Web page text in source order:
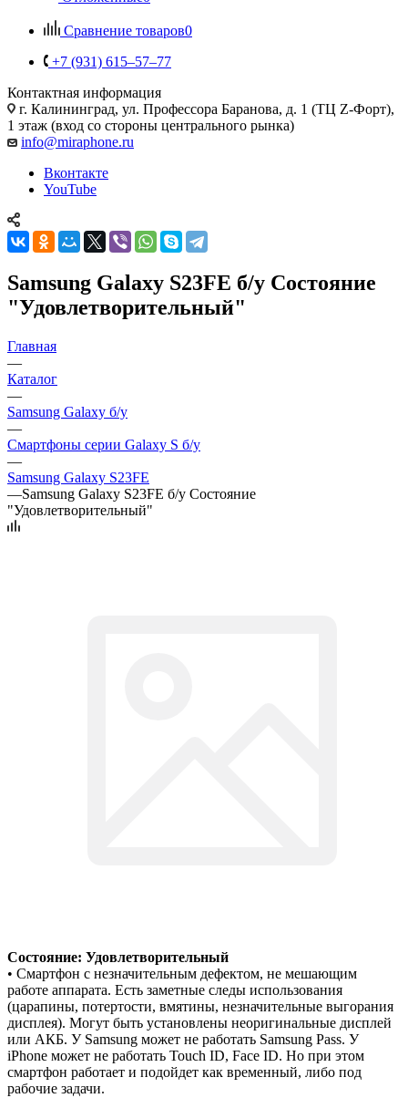
Сравнение товаров0
+7 (931) 615‒57‒77
Контактная информация
г. Калининград, ул. Профессора Баранова, д. 1 (ТЦ Z-Форт),
1 этаж (вход со стороны центрального рынка)
info@miraphone.ru
Вконтакте
YouTube
Samsung Galaxy S23FE б/у Состояние
"Удовлетворительный"
Главная
—
Каталог
—
Samsung Galaxy б/у
—
Смартфоны серии Galaxy S б/у
—
Samsung Galaxy S23FE
—Samsung Galaxy S23FE б/у Состояние
"Удовлетворительный"
Состояние: Удовлетворительный
• Смартфон с незначительным дефектом, не мешающим
работе аппарата. Есть заметные следы использования
(царапины, потертости, вмятины, незначительные выгорания
дисплея). Могут быть установлены неоригинальные дисплей
или АКБ. У Samsung может не работать Samsung Pass. У
iPhone может не работать Touch ID, Face ID. Но при этом
смартфон работает и подойдет как временный, либо под
рабочие задачи.